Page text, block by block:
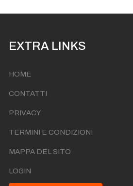
EXTRA LINKS
HOME
CONTATTI
PRIVACY
TERMINI E CONDIZIONI
MAPPA DEL SITO
LOGIN